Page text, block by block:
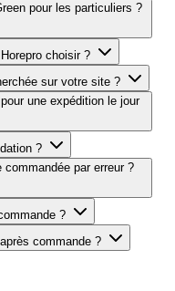
pour les particuliers ?
choisir ?
sur votre site ?
une expédition le jour
?
commandée par erreur ?
?
commande ?